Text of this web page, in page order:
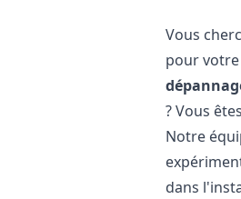
Vous
pour votre
? Vous
Notre
dans